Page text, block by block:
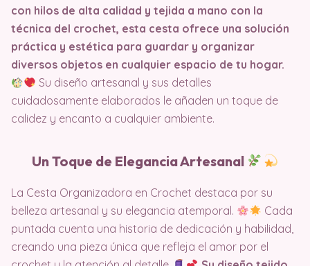
con hilos de alta calidad y tejida a mano con la
técnica del crochet, esta cesta ofrece una solución
práctica y estética para guardar y organizar
diversos objetos en cualquier espacio de tu hogar.
Su diseño artesanal y sus detalles
cuidadosamente elaborados le añaden un toque de
calidez y encanto a cualquier ambiente.
Un Toque de Elegancia Artesanal
La Cesta Organizadora en Crochet destaca por su
belleza artesanal y su elegancia atemporal.
Cada
puntada cuenta una historia de dedicación y habilidad,
creando una pieza única que refleja el amor por el